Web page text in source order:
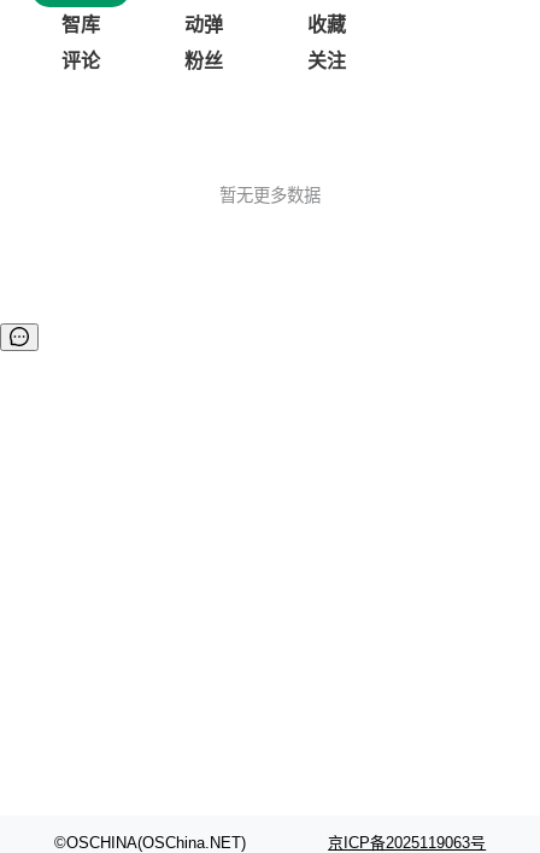
智库
动弹
收藏
评论
粉丝 关注
暂无更多数据
©OSCHINA(OSChina.NET) 京ICP备2025119063号